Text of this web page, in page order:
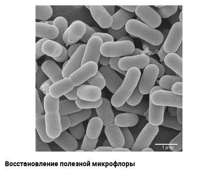
Восстановление полезной микрофлоры